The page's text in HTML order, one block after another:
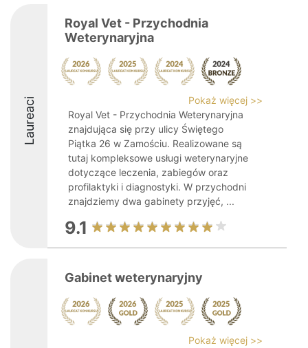
Laureaci
Royal Vet - Przychodnia
Weterynaryjna
Pokaż więcej >>
Royal Vet - Przychodnia Weterynaryjna
znajdująca się przy ulicy Świętego
Piątka 26 w Zamościu. Realizowane są
tutaj kompleksowe usługi weterynaryjne
dotyczące leczenia, zabiegów oraz
profilaktyki i diagnostyki. W przychodni
znajdziemy dwa gabinety przyjęć, ...
9.1
Gabinet weterynaryjny
Pokaż więcej >>